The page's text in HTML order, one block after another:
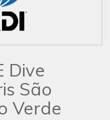
Dive
São
Verde